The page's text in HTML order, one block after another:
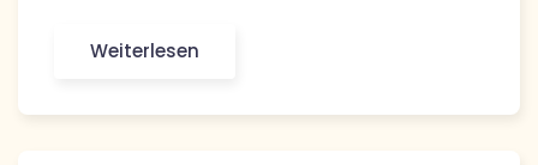
Weiterlesen